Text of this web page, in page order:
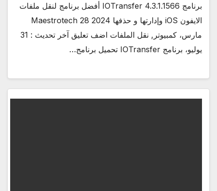
برنامج IOTransfer 4.3.1.1566 أفضل برنامج لنقل ملفات
الايفون iOS وإدارتها و حذفها 2024 Maestrotech 28
مارس، كمبيوتر, نقل الملفات اضف تعليق آخر تحديث : 31
يوليو، برنامج IOTransfer تحميل برنامج…